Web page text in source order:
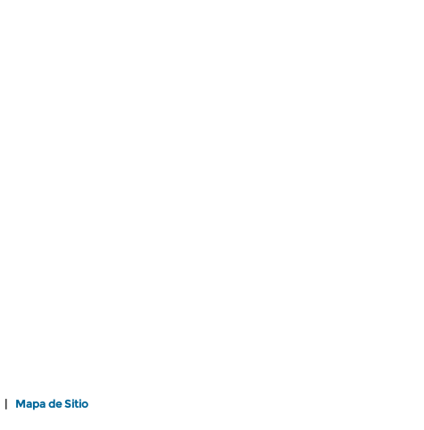
Mapa de Sitio